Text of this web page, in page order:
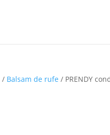
/ Balsam de rufe / PRENDY